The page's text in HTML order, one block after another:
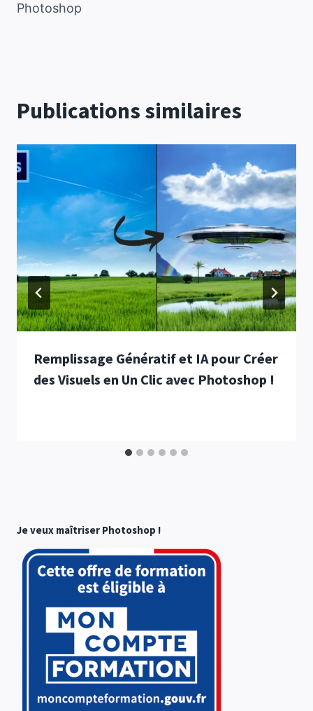
Photoshop
Publications similaires
Remplissage Génératif et IA pour Créer
des Visuels en Un Clic avec Photoshop !
Je veux maîtriser Photoshop !